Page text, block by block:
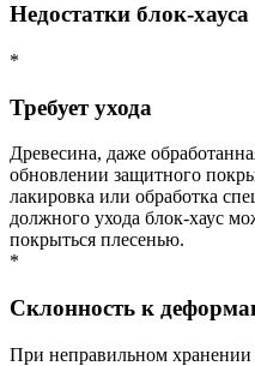
Недостатки блок-хауса
*
Требует ухода
Древесина, даже
обновлении защитного
лакировка или обработка
должного ухода блок-хаус
покрыться плесенью.
*
Склонность к
При неправильном